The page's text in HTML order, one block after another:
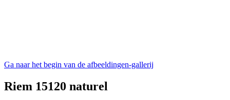
Ga naar het begin van de afbeeldingen-gallerij
Riem 15120 naturel